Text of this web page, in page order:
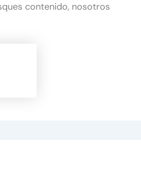
contenido, nosotros